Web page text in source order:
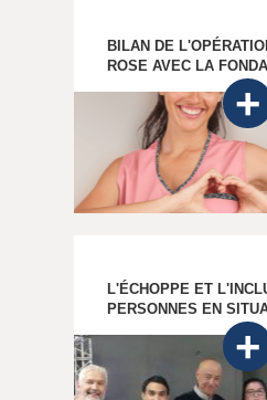
BILAN DE
ROSE AVEC LA
L'ÉCHOPPE ET
PERSONNES EN